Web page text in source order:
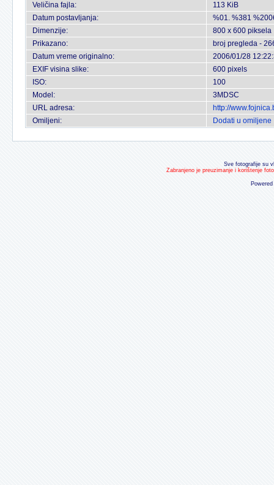
Veličina fajla:
113 KiB
Datum postavljanja:
%01. %381
Dimenzije:
800 x 600 piksela
Prikazano:
broj pregleda -
Datum vreme originalno:
2006/01/28
EXIF visina slike:
600 pixels
ISO:
100
Model:
3MDSC
URL adresa:
http://
Omiljeni:
Dodati u omiljene
Sve fotografije su
Zabranjeno je preuzimanje i korištenje